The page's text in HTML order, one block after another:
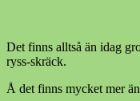
Det finns alltså än idag
ryss-skräck.
Å det finns mycket mer